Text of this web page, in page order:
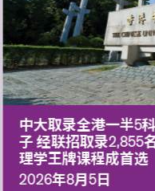
中大取录全港一半5
子 经联招取录2,855
理学王牌课程成首选
2026年8月5日